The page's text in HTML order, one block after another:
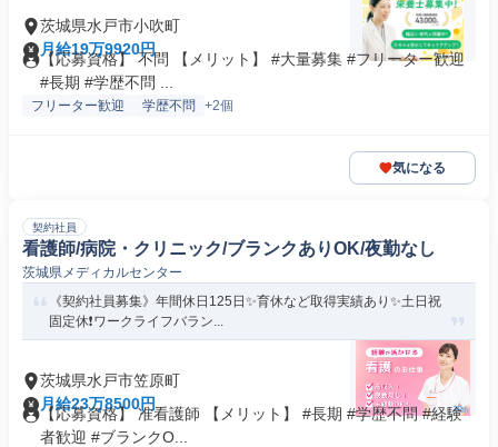
茨城県水戸市小吹町
月給19万9920円
【応募資格】 不問 【メリット】 #大量募集 #フリーター歓迎
#長期 #学歴不問 ...
フリーター歓迎 学歴不問 +2個
気になる
契約社員
看護師/病院・クリニック/ブランクありOK/夜勤なし
茨城県メディカルセンター
《契約社員募集》年間休日125日✨育休など取得実績あり✨土日祝
固定休❗️ワークライフバラン...
茨城県水戸市笠原町
月給23万8500円
【応募資格】 准看護師 【メリット】 #長期 #学歴不問 #経験
者歓迎 #ブランクO...